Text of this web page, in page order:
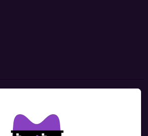
Kontaktiere uns